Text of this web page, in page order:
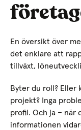
En översikt över
det enklare att
tillväxt,
Byter du roll? Eller
projekt? Inga
profil. Och ja – när
informationen